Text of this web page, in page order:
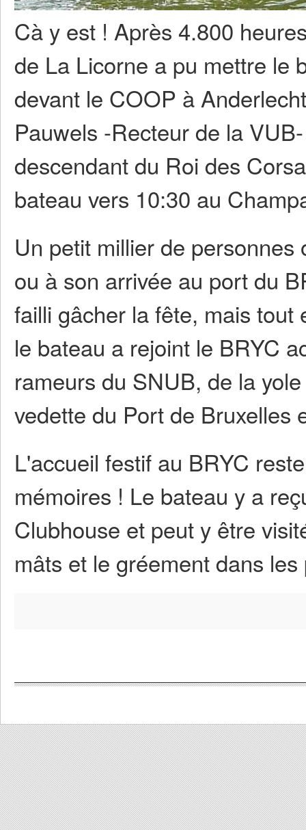
Cà y est ! Après 4.800
de La Licorne a pu mettre le
devant le COOP à
Pauwels -Recteur de la
descendant du Roi des
bateau vers 10:30 au
Un petit millier de
ou à son arrivée au port du
failli gâcher la fête, mais
le bateau a rejoint le BRYC
rameurs du SNUB, de la
vedette du Port de Bruxelles
L'accueil festif au BRYC
mémoires ! Le bateau y a
Clubhouse et peut y être
mâts et le gréement dans